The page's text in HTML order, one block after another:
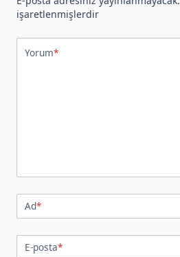
işaretlenmişlerdir
Yorum*
Ad*
E-posta*